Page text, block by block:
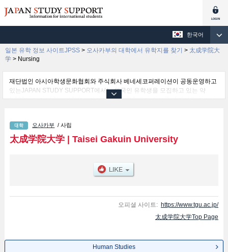
한국어
일본 유학 정보 사이트JPSS > 오사카부의 대학에서 유학지를 찾기 > 太成学院大
学 > Nursing
재단법인 아시아학생문화협회와 주식회사 베네세코퍼레이션이 공동운영하고
있는JAPAN STUDY SUPPORT에서는 외국인 유학생을 모집하고 있는 약
1,300여 개의 대학・대학원・단기대학・전문학교의 정보를 게재하고 있습니
학부및Business Administration 학부및Nursing 학부 등의 학부별 정보, 모집정
원과 합격자수 등의 입시정보, 시설안내, 교통정보 등 외국인 유학생에게 유익
하고 필요한 정보를 게재하고 있으므로 많이 이용해 주시기 바랍니다.
오사카부 / 사립
太成学院大学| Taisei Gakuin University
오피셜 사이트: https://www.tgu.ac.jp/
太成学院大学Top Page
Human Studies